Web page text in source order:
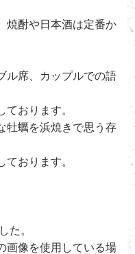
焼酎や日本酒は定番か
ル席、カップルでの語
おります。
牡蠣を浜焼きで思う存
おります。
た。
画像を使用している場